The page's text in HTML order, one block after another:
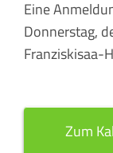
Eine
Donnerstag,
Franziskisaa-
Zum